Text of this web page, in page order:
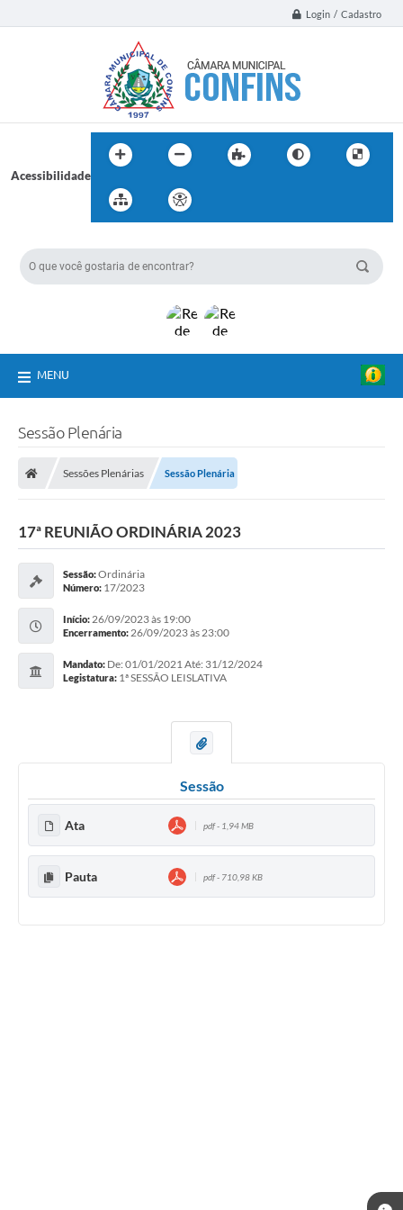
Login / Cadastro
Acessibilidade
MENU
Sessão Plenária
Sessões Plenárias Sessão Plenária
17ª REUNIÃO ORDINÁRIA 2023
Sessão:Ordinária
Número: 17/2023
Início:26/09/2023 às 19:00
Encerramento:26/09/2023 às 23:00
Mandato: De: 01/01/2021 Até: 31/12/2024
Legistatura: 1ª SESSÃO LEISLATIVA
Sessão
Ata pdf - 1,94 MB
Pauta pdf - 710,98 KB